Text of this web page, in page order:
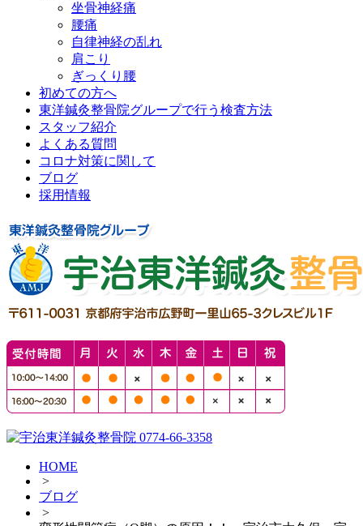
坐骨神経痛
腰痛
自律神経の乱れ
肩こり
ぎっくり腰
初めての方へ
東洋鍼灸整骨院グループで行う検査方法
スタッフ紹介
よくある質問
コロナ対策に関して
ブログ
採用情報
HOME
>
ブログ
>